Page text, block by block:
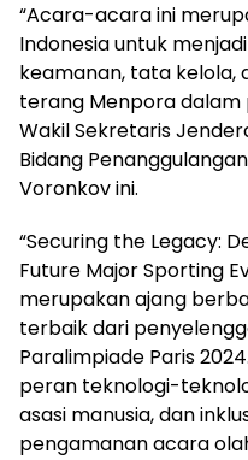
“Acara-acara ini
Indonesia untuk
keamanan, tata kelola,
terang Menpora
Wakil Sekretaris
Bidang
Voronkov ini.
“Securing the Legacy:
Future Major Sporting
merupakan ajang
terbaik dari
Paralimpiade Paris
peran teknologi-
asasi manusia, dan
pengamanan acara